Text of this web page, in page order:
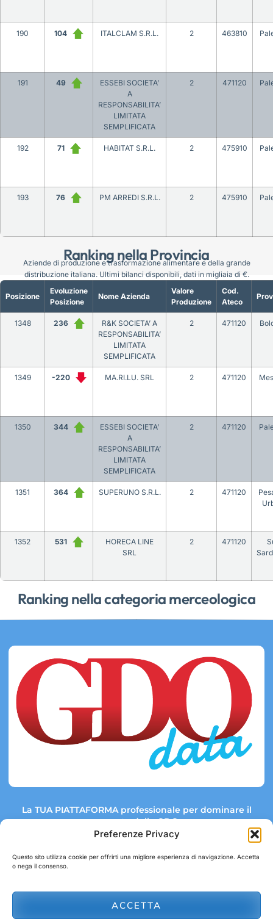
Preferenze Privacy
Questo sito utilizza cookie per offrirti una migliore esperienza di navigazione. Accetta
o nega il consenso.
ACCETTA
Ranking nella Provincia
190 104 ITALCLAM S.R.L. 2 463810
191 49
ESSEBI SOCIETA’
A
RESPONSABILITA’
LIMITATA
SEMPLIFICATA
2 471120
192 71 HABITAT S.R.L. 2 475910
193 76 PM ARREDI S.R.L. 2 475910
Ranking nella categoria merceologica
Posizione
Evoluzione
Posizione
Nome Azienda
Valore
Produzione
Cod.
Ateco
1348 236
R&K SOCIETA’ A
RESPONSABILITA’
LIMITATA
SEMPLIFICATA
2 471120
1349 -220 MA.RI.LU. SRL 2 471120
1350 344
ESSEBI SOCIETA’
A
RESPONSABILITA’
LIMITATA
SEMPLIFICATA
2 471120
1351 364 SUPERUNO S.R.L. 2 471120
1352 531
HORECA LINE
SRL
2 471120
Aziende di produzione e trasformazione alimentare e della grande
distribuzione italiana. Ultimi bilanci disponibili, dati in migliaia di €.
La TUA PIATTAFORMA professionale per dominare il
mercato della GDO.
Link rapidi:
abbonamenti@gdodata.it